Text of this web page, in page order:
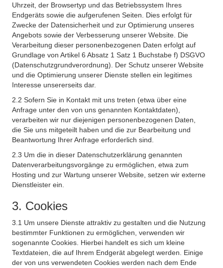
Uhrzeit, der Browsertyp und das Betriebssystem Ihres
Endgeräts sowie die aufgerufenen Seiten. Dies erfolgt für
Zwecke der Datensicherheit und zur Optimierung unseres
Angebots sowie der Verbesserung unserer Website. Die
Verarbeitung dieser personenbezogenen Daten erfolgt auf
Grundlage von Artikel 6 Absatz 1 Satz 1 Buchstabe f) DSGVO
(Datenschutzgrundverordnung). Der Schutz unserer Website
und die Optimierung unserer Dienste stellen ein legitimes
Interesse unsererseits dar.
2.2 Sofern Sie in Kontakt mit uns treten (etwa über eine
Anfrage unter den von uns genannten Kontaktdaten),
verarbeiten wir nur diejenigen personenbezogenen Daten,
die Sie uns mitgeteilt haben und die zur Bearbeitung und
Beantwortung Ihrer Anfrage erforderlich sind.
2.3 Um die in dieser Datenschutzerklärung genannten
Datenverarbeitungsvorgänge zu ermöglichen, etwa zum
Hosting und zur Wartung unserer Website, setzen wir externe
Dienstleister ein.
3. Cookies
3.1 Um unsere Dienste attraktiv zu gestalten und die Nutzung
bestimmter Funktionen zu ermöglichen, verwenden wir
sogenannte Cookies. Hierbei handelt es sich um kleine
Textdateien, die auf Ihrem Endgerät abgelegt werden. Einige
der von uns verwendeten Cookies werden nach dem Ende